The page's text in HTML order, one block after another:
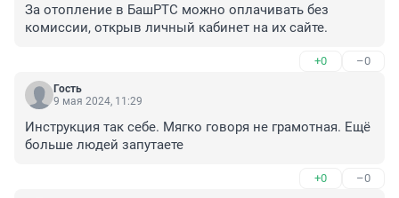
За отопление в БашРТС можно оплачивать без
комиссии, открыв личный кабинет на их сайте.
+0 –0
Гость
9 мая 2024, 11:29
Инструкция так себе. Мягко говоря не грамотная. Ещё
больше людей запутаете
+0 –0